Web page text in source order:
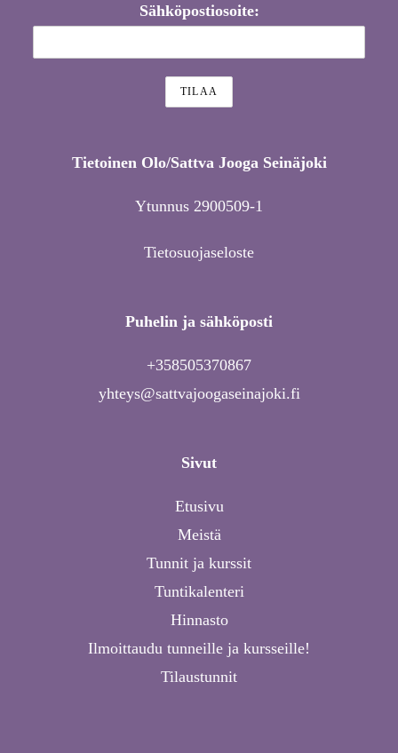
Sähköpostiosoite:
Tietoinen Olo/Sattva Jooga Seinäjoki
Ytunnus 2900509-1
Tietosuojaseloste
Puhelin ja sähköposti
+358505370867
yhteys@sattvajoogaseinajoki.fi
Sivut
Etusivu
Meistä
Tunnit ja kurssit
Tuntikalenteri
Hinnasto
Ilmoittaudu tunneille ja kursseille!
Tilaustunnit